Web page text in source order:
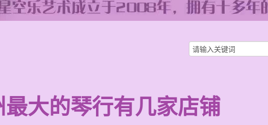
最大的琴行有几家店铺